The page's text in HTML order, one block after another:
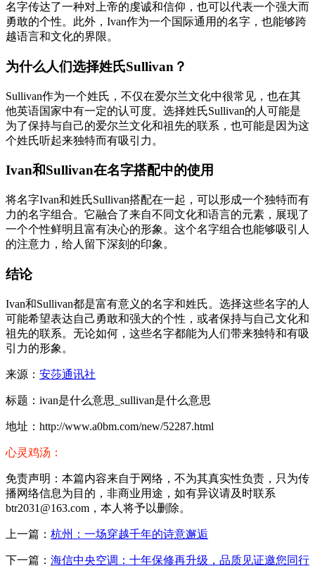
名字传达了一种对上帝的虔诚和信仰，也可以代表一个强大而
勇敢的个性。此外，Ivan作为一个国际通用的名字，也能够跨
越语言和文化的界限。
为什么人们选择姓氏Sullivan？
Sullivan作为一个姓氏，不仅在爱尔兰文化中很常见，也在其
他英语国家中有一定的认可度。选择姓氏Sullivan的人可能是
为了保持与自己的爱尔兰文化和祖先的联系，也可能是因为这
个姓氏听起来独特而有吸引力。
Ivan和Sullivan在名字搭配中的使用
将名字Ivan和姓氏Sullivan搭配在一起，可以形成一个独特而有
力的名字组合。它融合了来自不同文化和语言的元素，展现了
一个个性鲜明且富有决心的形象。这个名字组合也能够吸引人
的注意力，给人留下深刻的印象。
结论
Ivan和Sullivan都是富有意义的名字和姓氏。选择这些名字的人
可能希望表达自己勇敢和强大的个性，或者保持与自己文化和
祖先的联系。无论如何，这些名字都能为人们带来独特和有吸
引力的形象。
来源： 安莎通讯社
标题：ivan是什么意思_sullivan是什么意思
地址：http://www.a0bm.com/new/52287.html
心灵鸡汤：
免责声明：本篇内容来自于网络，不为其真实性负责，只为传
播网络信息为目的，非商业用途，如有异议请及时联系
btr2031@163.com，本人将予以删除。
上一篇： 杭州：一场穿越千年的诗意邂逅
下一篇： 海信中央空调：十年保修再升级，品质见证邀您同行